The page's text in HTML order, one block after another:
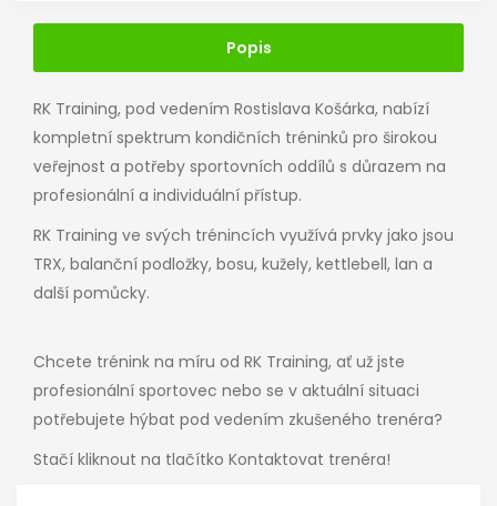
Popis
RK Training, pod vedením Rostislava Košárka, nabízí
kompletní spektrum kondičních tréninků pro širokou
veřejnost a potřeby sportovních oddílů s důrazem na
profesionální a individuální přístup.
RK Training ve svých trénincích využívá prvky jako jsou
TRX, balanční podložky, bosu, kužely, kettlebell, lan a
další pomůcky.
Chcete trénink na míru od RK Training, ať už jste
profesionální sportovec nebo se v aktuální situaci
potřebujete hýbat pod vedením zkušeného trenéra?
Stačí kliknout na tlačítko Kontaktovat trenéra!